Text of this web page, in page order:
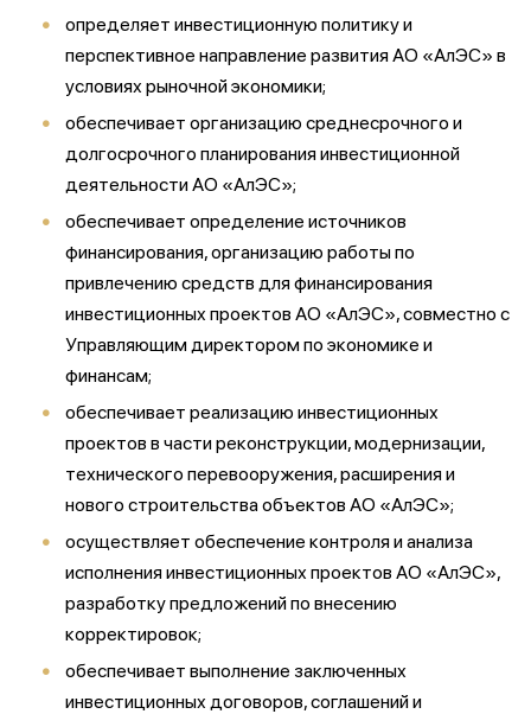
определяет инвестиционную политику и
перспективное направление развития АО «АлЭС» в
условиях рыночной экономики;
обеспечивает организацию среднесрочного и
долгосрочного планирования инвестиционной
деятельности АО «АлЭС»;
обеспечивает определение источников
финансирования, организацию работы по
привлечению средств для финансирования
инвестиционных проектов АО «АлЭС», совместно с
Управляющим директором по экономике и
финансам;
обеспечивает реализацию инвестиционных
проектов в части реконструкции, модернизации,
технического перевооружения, расширения и
нового строительства объектов АО «АлЭС»;
осуществляет обеспечение контроля и анализа
исполнения инвестиционных проектов АО «АлЭС»,
разработку предложений по внесению
корректировок;
обеспечивает выполнение заключенных
инвестиционных договоров, соглашений и